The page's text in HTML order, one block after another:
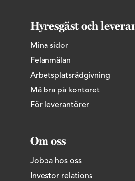
Hyresgäst och
Mina sidor
Felanmälan
Arbetsplatsrådgivning
Må bra på kontoret
För leverantörer
Om oss
Jobba hos oss
Investor relations